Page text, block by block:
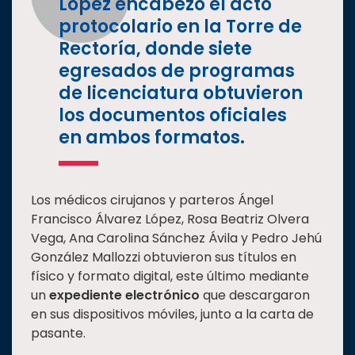
protocolario en la Torre de
Rectoría, donde siete
egresados de programas
de licenciatura obtuvieron
los documentos oficiales
en ambos formatos.
Los médicos cirujanos y parteros Ángel
Francisco Álvarez López, Rosa Beatriz Olvera
Vega, Ana Carolina Sánchez Ávila y Pedro Jehú
González Mallozzi obtuvieron sus títulos en
físico y formato digital, este último mediante
unexpediente electrónico que descargaron
en sus dispositivos móviles, junto a la carta de
pasante.